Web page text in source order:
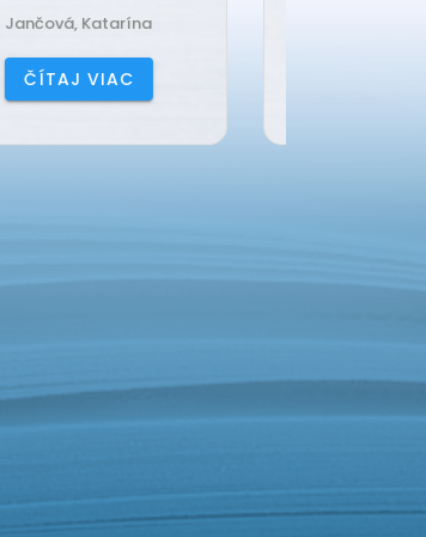
Harrison, Lisi
ČÍTAJ VIAC